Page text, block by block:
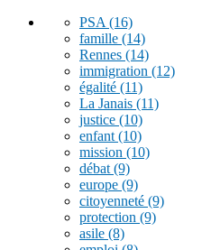
PSA (16)
famille (14)
Rennes (14)
immigration (12)
égalité (11)
La Janais (11)
justice (10)
enfant (10)
mission (10)
débat (9)
europe (9)
citoyenneté (9)
protection (9)
asile (8)